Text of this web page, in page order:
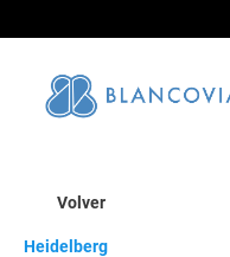
Volver
Heidelberg